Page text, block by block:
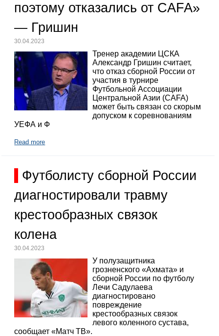
поэтому отказались от CAFA»
— Гришин
30.04.2023
Тренер академии ЦСКА
Александр Гришин считает,
что отказ сборной России от
участия в турнире
Футбольной Ассоциации
Центральной Азии (CAFA)
может быть связан со скорым
допуском к соревнованиям
УЕФА и Ф
Read more
Футболисту сборной России
диагностировали травму
крестообразных связок
колена
30.04.2023
У полузащитника
грозненского «Ахмата» и
сборной России по футболу
Лечи Садулаева
диагностировано
повреждение
крестообразных связок
левого коленного сустава,
сообщает «Матч ТВ».